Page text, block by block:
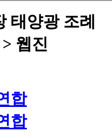
태양광 조례
웹진